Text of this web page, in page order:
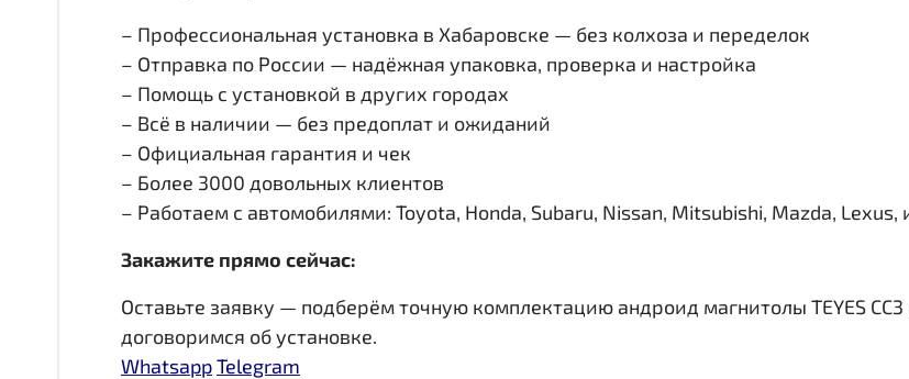
– Профессиональная установка в Хабаровске — без колхоза и переделок
– Отправка по России — надёжная упаковка, проверка и настройка
– Помощь с установкой в других городах
– Всё в наличии — без предоплат и ожиданий
– Официальная гарантия и чек
– Более 3000 довольных клиентов
– Работаем с автомобилями: Toyota, Honda, Subaru, Nissan, Mitsubishi, Mazda, Lexus,
Закажите прямо сейчас:
Оставьте заявку — подберём точную комплектацию андроид магнитолы TEYES
договоримся об установке.
WhatsappTelegram